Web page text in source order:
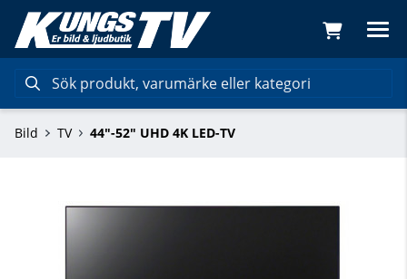
Bild TV 44"-52" UHD 4K LED-TV